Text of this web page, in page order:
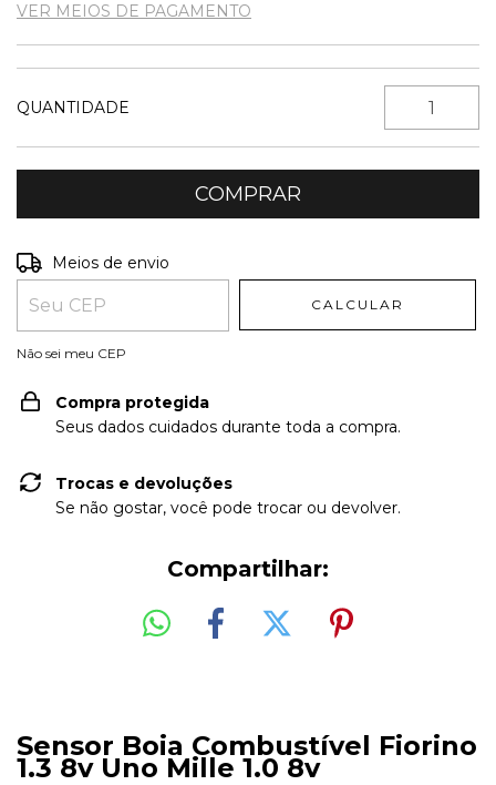
VER MEIOS DE PAGAMENTO
QUANTIDADE
Entregas para o CEP:
Meios de envio
CALCULAR
Não sei meu CEP
Compra protegida
Seus dados cuidados durante toda a compra.
Trocas e devoluções
Se não gostar, você pode trocar ou devolver.
Compartilhar:
Sensor Boia Combustível Fiorino
1.3 8v Uno Mille 1.0 8v